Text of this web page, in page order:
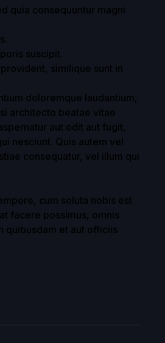
quia consequuntur magni
suscipit.
similique sunt in
doloremque laudantium,
architecto beatae vitae
aut odit aut fugit,
nesciunt. Quis autem vel
consequatur, vel illum qui
cum soluta nobis est
facere possimus, omnis
quibusdam et aut officiis